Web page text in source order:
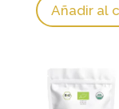
Añadir al